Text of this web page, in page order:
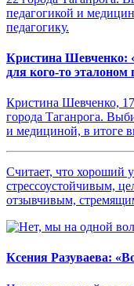
Кристина Шевченко:
для кого-то эталоном
Кристина Шевченко,
города Таганрога.
и медициной, в итоге
Считает, что хороший
стрессоустойчивым,
отзывчивым,
Ксения Разуваева: